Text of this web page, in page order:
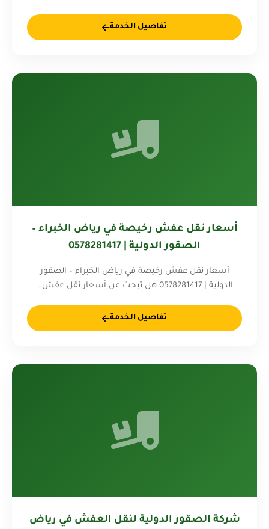
تفاصيل الخدمة
أسعار نقل عفش رخيصة في رياض الخبراء –
الصقور الدولية | 0578281417
أسعار نقل عفش رخيصة في رياض الخبراء – الصقور
الدولية | 0578281417 هل تبحث عن أسعار نقل عفش…
تفاصيل الخدمة
شركة الصقور الدولية لنقل العفش في رياض